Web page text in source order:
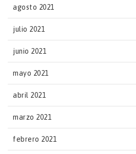
agosto 2021
julio 2021
junio 2021
mayo 2021
abril 2021
marzo 2021
febrero 2021